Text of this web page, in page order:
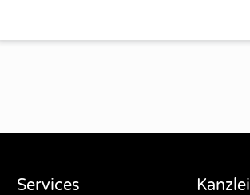
Services Kanzlei